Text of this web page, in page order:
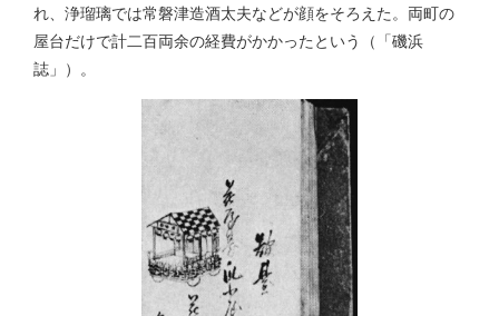
れ、浄瑠璃では常磐津造酒太夫などが顔をそろえた。両町の
屋台だけで計二百両余の経費がかかったという（「磯浜
誌」）。